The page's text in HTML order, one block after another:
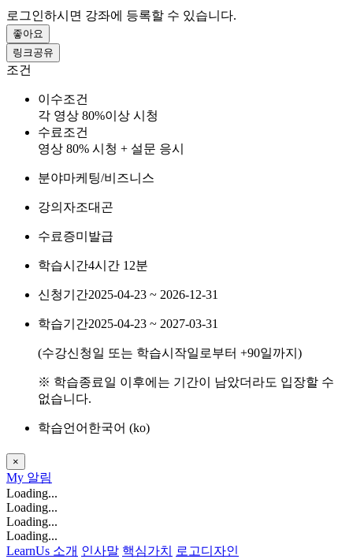
로그인하시면 강좌에 등록할 수 있습니다.
좋아요
링크공유
조건
이수조건
각 영상 80%이상 시청
수료조건
영상 80% 시청 + 설문 응시
분야마케팅/비즈니스
강의자조대곤
수료증미발급
학습시간4시간 12분
신청기간2025-04-23 ~ 2026-12-31
학습기간2025-04-23 ~ 2027-03-31
(수강신청일 또는 학습시작일로부터 +90일까지)
※ 학습종료일 이후에는 기간이 남았더라도 입장할 수
없습니다.
학습언어 한국어 ‎(ko)‎
×
My 알림
Loading...
Loading...
Loading...
Loading...
LearnUs 소개 인사말 핵심가치
로고디자인